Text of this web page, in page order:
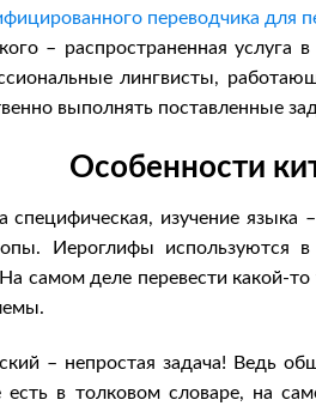
переводчика для
– распространенная услуга в
лингвисты,
выполнять поставленные
Особенности
специфическая, изучение
Иероглифы используются
самом деле перевести какой-
– непростая задача! Ведь
в толковом словаре, на